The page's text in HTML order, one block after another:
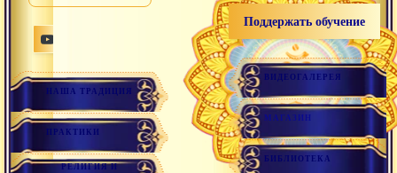
НАША ТРАДИЦИЯ
ПРАКТИКИ
РЕЛИГИЯ И
Поддержать обучение
ВИДЕОГАЛЕРЕЯ
МАГАЗИН
БИБЛИОТЕКА